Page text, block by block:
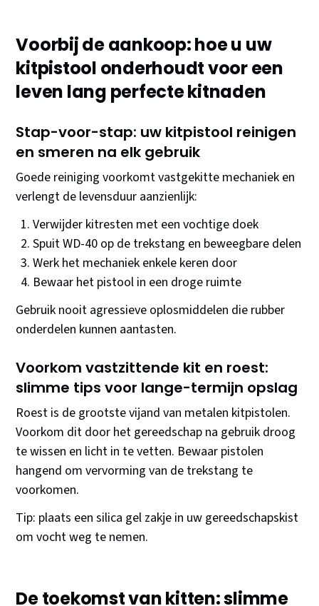
Voorbij de aankoop: hoe u uw
kitpistool onderhoudt voor een
leven lang perfecte kitnaden
Stap-voor-stap: uw kitpistool reinigen
en smeren na elk gebruik
Goede reiniging voorkomt vastgekitte mechaniek en
verlengt de levensduur aanzienlijk:
Verwijder kitresten met een vochtige doek
Spuit WD-40 op de trekstang en beweegbare delen
Werk het mechaniek enkele keren door
Bewaar het pistool in een droge ruimte
Gebruik nooit agressieve oplosmiddelen die rubber
onderdelen kunnen aantasten.
Voorkom vastzittende kit en roest:
slimme tips voor lange-termijn opslag
Roest is de grootste vijand van metalen kitpistolen.
Voorkom dit door het gereedschap na gebruik droog
te wissen en licht in te vetten. Bewaar pistolen
hangend om vervorming van de trekstang te
voorkomen.
Tip: plaats een silica gel zakje in uw gereedschapskist
om vocht weg te nemen.
De toekomst van kitten: slimme